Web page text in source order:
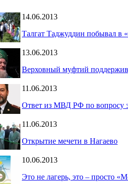
14.06.2013
Талгат Таджуддин побывал в
13.06.2013
Верховный муфтий
11.06.2013
Ответ из МВД РФ по вопросу
11.06.2013
Открытие мечети в Нагаево
10.06.2013
Это не лагерь, это – просто